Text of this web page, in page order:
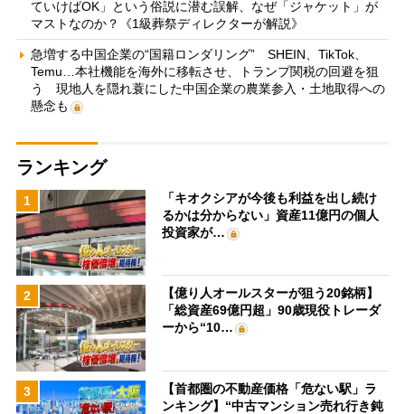
ていけばOK」という俗説に潜む誤解、なぜ「ジャケット」が
マストなのか？《1級葬祭ディレクターが解説》
急増する中国企業の“国籍ロンダリング” SHEIN、TikTok、
Temu…本社機能を海外に移転させ、トランプ関税の回避を狙
う 現地人を隠れ蓑にした中国企業の農業参入・土地取得への
懸念も
ランキング
1
「キオクシアが今後も利益を出し続け
るかは分からない」資産11億円の個人
投資家が…
2
【億り人オールスターが狙う20銘柄】
「総資産69億円超」90歳現役トレーダ
ーから“10…
3
【首都圏の不動産価格「危ない駅」ラ
ンキング】“中古マンション売れ行き鈍